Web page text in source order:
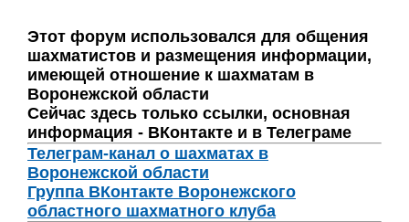
Этот форум использовался для общения
шахматистов и размещения информации,
имеющей отношение к шахматам в
Воронежской области
Сейчас здесь только ссылки, основная
информация - ВКонтакте и в Телеграме
Телеграм-канал о шахматах в
Воронежской области
Группа ВКонтакте Воронежского
областного шахматного клуба